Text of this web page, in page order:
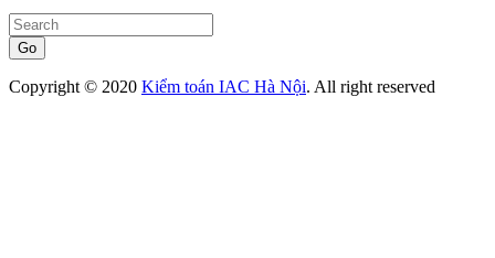
Go
Copyright © 2020 Kiểm toán IAC Hà Nội. All right reserved